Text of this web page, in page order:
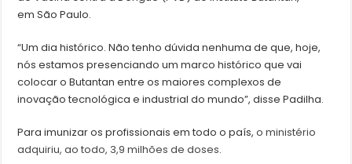
em São Paulo.
“Um dia histórico. Não tenho dúvida nenhuma de que, hoje,
nós estamos presenciando um marco histórico que vai
colocar o Butantan entre os maiores complexos de
inovação tecnológica e industrial do mundo”, disse Padilha.
Para imunizar os profissionais em todo o país,o ministério
adquiriu, ao todo, 3,9 milhões de doses.